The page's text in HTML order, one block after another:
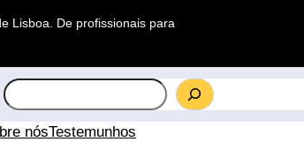
Lisboa. De profissionais para
S
e
a
nósTestemunhos